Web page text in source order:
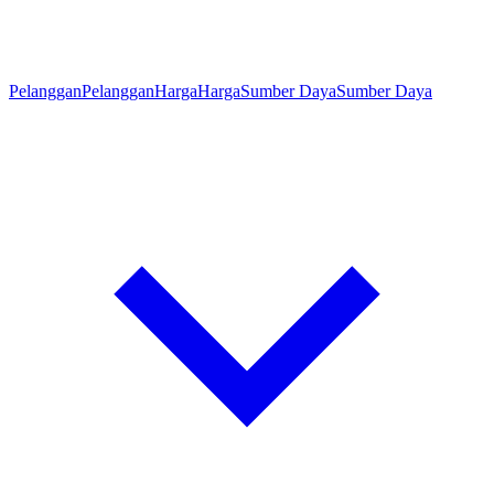
PelangganPelangganHargaHargaSumber DayaSumber Daya